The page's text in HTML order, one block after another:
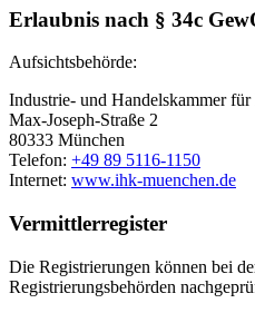
Erlaubnis nach § 34c
Aufsichtsbehörde:
Industrie- und Handelskammer
Max-Joseph-Straße 2
80333 München
Telefon: +49 89 5116-1150
Internet: www.ihk-muenchen.de
Vermittlerregister
Die Registrierungen können bei
Registrierungsbehörden